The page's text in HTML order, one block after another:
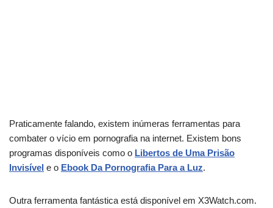
Praticamente falando, existem inúmeras ferramentas para
combater o vício em pornografia na internet. Existem bons
programas disponíveis como o Libertos de Uma Prisão
Invisível e o Ebook Da Pornografia Para a Luz.
Outra ferramenta fantástica está disponível em X3Watch.com.